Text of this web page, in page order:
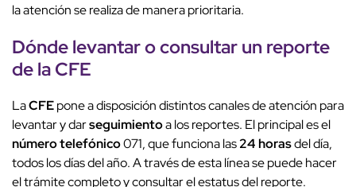
la atención se realiza de manera prioritaria.
Dónde levantar o consultar un reporte
de laCFE
LaCFEpone a disposición distintos canales de atención para
levantar y darseguimientoa los reportes. El principal es el
número telefónico071, que funciona las24 horasdel día,
todos los días del año. A través de esta línea se puede hacer
el trámite completo y consultar el estatus del reporte.